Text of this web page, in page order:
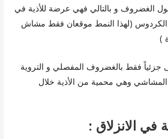
الغضروف و بالتالي فهي عرضة للأذية في
(لهذا النمط موقعان فقط مشاش
)
فقط بالغضروف المفصلي و التروية
المشاشي وهي محمية من الأذية خلال
في الانزلاق :